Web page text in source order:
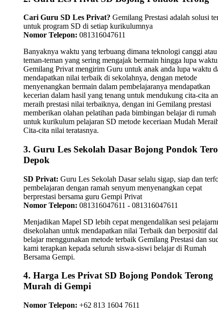
Cari Guru SD Les Privat? Gemilang Prestasi adalah solusi
untuk program SD di setiap kurikulumnya
Nomor Telepon: 081316047611
Banyaknya waktu yang terbuang dimana teknologi canggi atau
teman-teman yang sering mengajak bermain hingga lupa
Gemilang Privat mengirim Guru untuk anak anda lupa waktu
mendapatkan nilai terbaik di sekolahnya, dengan metode
menyenangkan bermain dalam pembelajaranya mendapatkan
kecerian dalam hasil yang tenang untuk mendukung cita-cita
meraih prestasi nilai terbaiknya, dengan ini Gemilang prestasi
memberikan olahan pelatihan pada bimbingan belajar di rumah
untuk kurikulum pelajaran SD metode keceriaan Mudah
Cita-cita nilai teratasnya.
3. Guru Les Sekolah Dasar Bojong Pondok
Depok
SD Privat: Guru Les Sekolah Dasar selalu sigap, siap dan
pembelajaran dengan ramah senyum menyenangkan cepat
berprestasi bersama guru Gempi Privat
Nomor Telepon: 081316047611 - 081316047611
Menjadikan Mapel SD lebih cepat mengendalikan sesi
disekolahan untuk mendapatkan nilai Terbaik dan berpositif
belajar menggunakan metode terbaik Gemilang Prestasi dan
kami terapkan kepada seluruh siswa-siswi belajar di Rumah
Bersama Gempi.
4. Harga Les Privat SD Bojong Pondok Terong
Murah di Gempi
Nomor Telepon: +62 813 1604 7611